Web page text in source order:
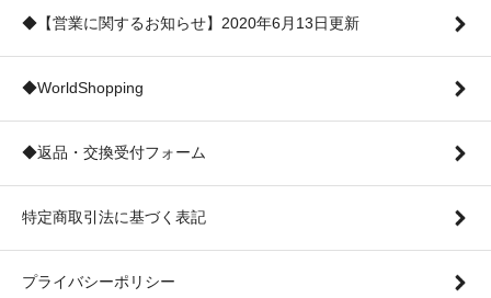
◆【営業に関するお知らせ】2020年6月13日更新
◆WorldShopping
◆返品・交換受付フォーム
特定商取引法に基づく表記
プライバシーポリシー